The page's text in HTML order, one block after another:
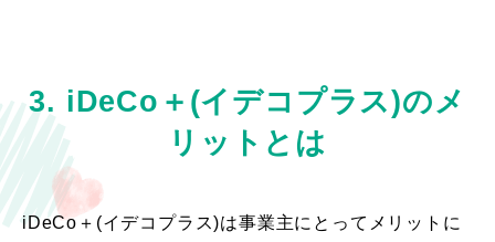
3. iDeCo＋(イデコプラス)のメ
リットとは
iDeCo＋(イデコプラス)は事業主にとってメリットに